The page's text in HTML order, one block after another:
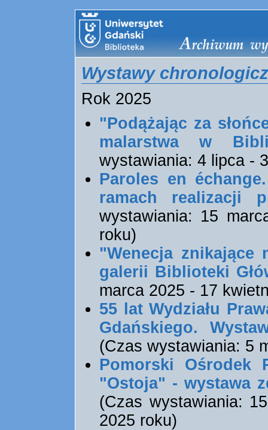
Wystawy
Rok 2025
"Podążając za
malarstwa w
wystawiania: 4 lipca -
Paroles en
ramach realizacji
wystawiania: 15
roku)
"Wenecja znikające
galerii Biblioteki
marca 2025 - 17
55 lat Wydziału
Gdańskiego.
(Czas wystawiania: 5
Pomorski Ośrodek
"Ostoja" - wystawa
(Czas wystawiania:
2025 roku)